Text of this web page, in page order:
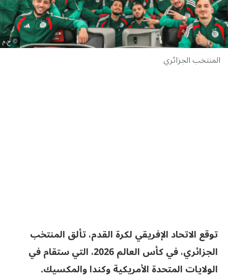
ح.م
المنتخب الجزائري
توقع الاتحاد الإفريقي لكرة القدم، تألق المنتخب
الجزائري، في كأس العالم 2026، التي ستقام في
الولايات المتحدة الأمريكية وكندا والمكسيك.